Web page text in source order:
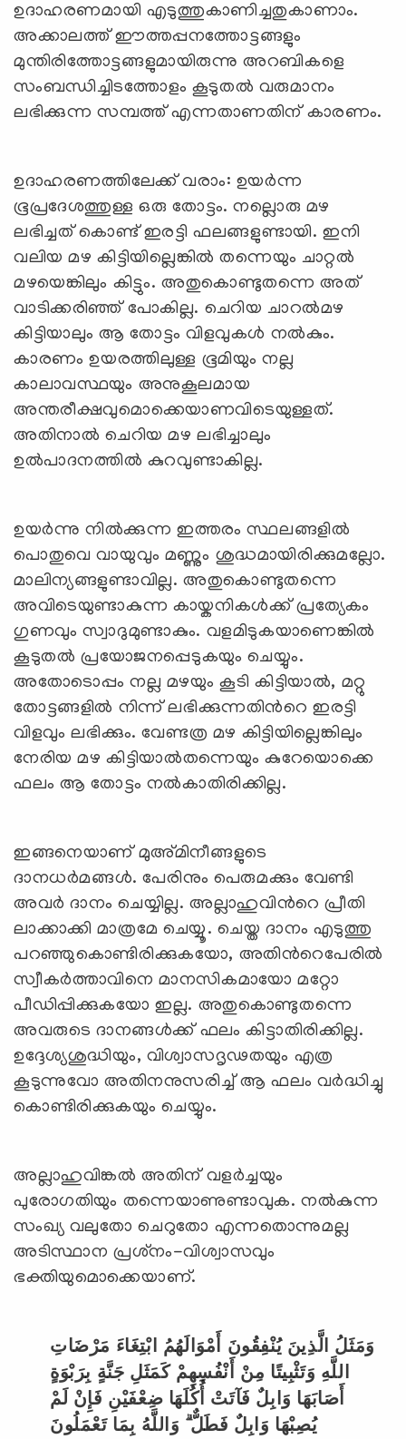
ഉദാഹരണമായി എടുത്തുകാണിച്ചതുകാണാം.
അക്കാലത്ത് ഈത്തപ്പനത്തോട്ടങ്ങളും
മുന്തിരിത്തോട്ടങ്ങളുമായിരുന്നു അറബികളെ
സംബന്ധിച്ചിടത്തോളം കൂടുതല്‍ വരുമാനം
ലഭിക്കുന്ന സമ്പത്ത് എന്നതാണതിന് കാരണം.
ഉദാഹരണത്തിലേക്ക് വരാം: ഉയര്‍ന്ന
ഭൂപ്രദേശത്തുള്ള ഒരു തോട്ടം. നല്ലൊരു മഴ
ലഭിച്ചത് കൊണ്ട് ഇരട്ടി ഫലങ്ങളുണ്ടായി. ഇനി
വലിയ മഴ കിട്ടിയില്ലെങ്കില്‍ തന്നെയും ചാറ്റല്‍
മഴയെങ്കിലും കിട്ടും. അതുകൊണ്ടുതന്നെ അത്
വാടിക്കരിഞ്ഞ് പോകില്ല. ചെറിയ ചാറല്‍മഴ
കിട്ടിയാലും ആ തോട്ടം വിളവുകള്‍ നല്‍കും.
കാരണം ഉയരത്തിലുള്ള ഭൂമിയും നല്ല
കാലാവസ്ഥയും അനുകൂലമായ
അന്തരീക്ഷവുമൊക്കെയാണവിടെയുള്ളത്.
അതിനാല്‍ ചെറിയ മഴ ലഭിച്ചാലും
ഉല്‍പാദനത്തില്‍ കുറവുണ്ടാകില്ല.
ഉയര്‍ന്നു നില്‍ക്കുന്ന ഇത്തരം സ്ഥലങ്ങളില്‍
പൊതുവെ വായുവും മണ്ണും ശുദ്ധമായിരിക്കുമല്ലോ.
മാലിന്യങ്ങളുണ്ടാവില്ല. അതുകൊണ്ടുതന്നെ
അവിടെയുണ്ടാകുന്ന കായ്കനികള്‍ക്ക് പ്രത്യേകം
ഗുണവും സ്വാദുമുണ്ടാകും. വളമിടുകയാണെങ്കില്‍
കൂടുതല്‍ പ്രയോജനപ്പെടുകയും ചെയ്യും.
അതോടൊപ്പം നല്ല മഴയും കൂടി കിട്ടിയാല്‍, മറ്റു
തോട്ടങ്ങളില്‍ നിന്ന് ലഭിക്കുന്നതിന്‍റെ ഇരട്ടി
വിളവും ലഭിക്കും. വേണ്ടത്ര മഴ കിട്ടിയില്ലെങ്കിലും
നേരിയ മഴ കിട്ടിയാല്‍തന്നെയും കുറേയൊക്കെ
ഫലം ആ തോട്ടം നല്‍കാതിരിക്കില്ല.
ഇങ്ങനെയാണ് മുഅ്മിനീങ്ങളുടെ
ദാനധര്‍മങ്ങള്‍. പേരിനും പെരുമക്കും വേണ്ടി
അവര്‍ ദാനം ചെയ്യില്ല. അല്ലാഹുവിന്‍റെ പ്രീതി
ലാക്കാക്കി മാത്രമേ ചെയ്യൂ. ചെയ്ത ദാനം എടുത്തു
പറഞ്ഞുകൊണ്ടിരിക്കുകയോ, അതിന്‍റെപേരില്‍
സ്വീകര്‍ത്താവിനെ മാനസികമായോ മറ്റോ
പീഡിപ്പിക്കുകയോ ഇല്ല. അതുകൊണ്ടുതന്നെ
അവരുടെ ദാനങ്ങള്‍ക്ക് ഫലം കിട്ടാതിരിക്കില്ല.
ഉദ്ദേശ്യശുദ്ധിയും, വിശ്വാസദൃഢതയും എത്ര
കൂടുന്നുവോ അതിനനുസരിച്ച് ആ ഫലം വര്‍ദ്ധിച്ചു
കൊണ്ടിരിക്കുകയും ചെയ്യും.
അല്ലാഹുവിങ്കല്‍ അതിന് വളര്‍ച്ചയും
പുരോഗതിയും തന്നെയാണുണ്ടാവുക. നല്‍കുന്ന
സംഖ്യ വലുതോ ചെറുതോ എന്നതൊന്നുമല്ല
അടിസ്ഥാന പ്രശ്‌നം-വിശ്വാസവും
ഭക്തിയുമൊക്കെയാണ്.
وَمَثَلُ الَّذِينَ يُنْفِقُونَ أَمْوَالَهُمُ ابْتِغَاءَ مَرْضَاتِ
اللَّهِ وَتَثْبِيتًا مِنْ أَنْفُسِهِمْ كَمَثَلِ جَنَّةٍ بِرَبْوَةٍ
أَصَابَهَا وَابِلٌ فَآتَتْ أُكُلَهَا ضِعْفَيْنِ فَإِنْ لَمْ
يُصِبْهَا وَابِلٌ فَطَلٌّ ۗ وَاللَّهُ بِمَا تَعْمَلُونَ